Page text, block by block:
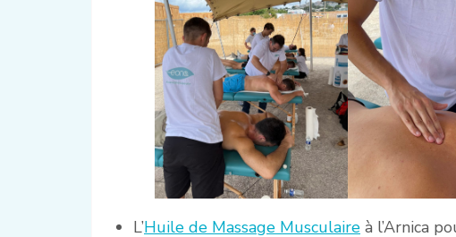
L’Huile de Massage Musculaire à l’Arnica